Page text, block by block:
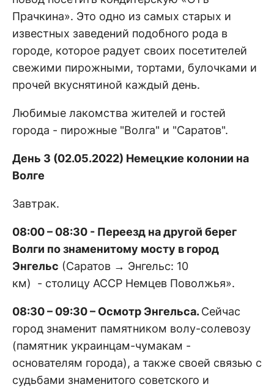
Прачкина». Это одно из самых старых и
известных заведений подобного рода в
городе, которое радует своих посетителей
свежими пирожными, тортами, булочками и
прочей вкуснятиной каждый день.
Любимые лакомства жителей и гостей
города - пирожные "Волга" и "Саратов".
День 3 (02.05.2022) Немецкие колонии на
Волге
Завтрак.
08:00 – 08:30 - Переезд на другой берег
Волги по знаменитому мосту в город
Энгельс (Саратов → Энгельс: 10
км) - столицу АССР Немцев Поволжья».
08:30 – 09:30 – Осмотр Энгельса.Сейчас
город знаменит памятником волу-солевозу
(памятник украинцам-чумакам -
основателям города), а также своей связью с
судьбами знаменитого советского и